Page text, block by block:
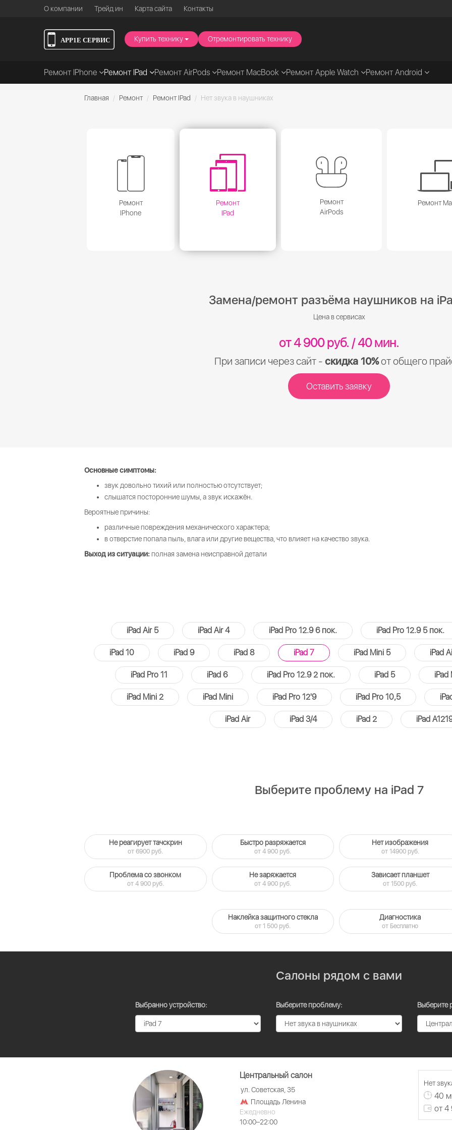
О компании Трейд ин Карта сайта Контакты
Купить технику Отремонтировать технику
Ремонт IPhone Ремонт IPad Ремонт AirPods Ремонт MacBook Ремонт Apple Watch Ремонт Android
Главная Ремонт Ремонт IPad Нет звука в наушниках
Ремонт
IPhone
Ремонт
IPad
Ремонт
AirPods
Ремонт
Замена/ремонт разъёма наушников на
Цена в сервисах
от 4 900 руб. / 40 мин.
При записи через сайт - скидка 10%от общего
Оставить заявку
Основные симптомы:
звук довольно тихий или полностью отсутствует;
слышатся посторонние шумы, а звук искажён.
Вероятные причины:
различные повреждения механического характера;
в отверстие попала пыль, влага или другие вещества, что влияет на качество звука.
Выход из ситуации: полная замена неисправной детали
iPad Air 5 iPad Air 4 iPad Pro 12.9 6 пок. iPad Pro 12.9 5 пок.
iPad 10 iPad 9 iPad 8 iPad 7 iPad Mini 5 iPad
iPad Pro 11 iPad 6 iPad Pro 12.9 2 пок. iPad 5 iPad
iPad Mini 2 iPad Mini iPad Pro 12'9 iPad Pro 10,5
iPad Air iPad 3/4 iPad 2 iPad
Выберите проблему на iPad 7
Не реагирует тачскрин
от 6900 руб.
Быстро разряжается
от 4 900 руб.
Нет изображения
от 14900 руб.
Проблема со звонком
от 4 900 руб.
Не заряжается
от 4 900 руб.
Зависает планшет
от 1500 руб.
Наклейка защитного стекла
от 1 500 руб.
Диагностика
от Бесплатно
Салоны рядом с вами
Выбранно устройство: Выберите проблему: Выберите
Центральный салон
ул. Советская, 35
Площадь Ленина
Ежедневно
10:00–22:00
Нет
40
от 4